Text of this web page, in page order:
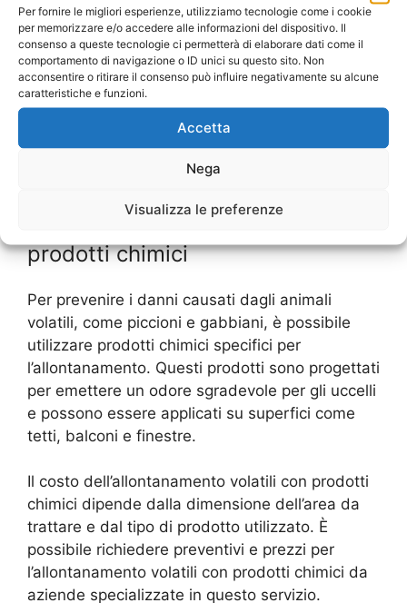
Per fornire le migliori esperienze, utilizziamo tecnologie come i cookie
per memorizzare e/o accedere alle informazioni del dispositivo. Il
consenso a queste tecnologie ci permetterà di elaborare dati come il
comportamento di navigazione o ID unici su questo sito. Non
acconsentire o ritirare il consenso può influire negativamente su alcune
caratteristiche e funzioni.
Accetta
Nega
Visualizza le preferenze
visivi, per un’azione più completa e duratura.
Per conoscere i prezzi e i preventivi per
l’allontanamento volatili con barriere fisiche, è
consigliabile richiedere più di un preventivo da
diverse aziende specializzate, in modo da
confrontare i costi e scegliere la soluzione più
adatta alle proprie esigenze.
Allontanamento volatili con
prodotti chimici
Per prevenire i danni causati dagli animali
volatili, come piccioni e gabbiani, è possibile
utilizzare prodotti chimici specifici per
l’allontanamento. Questi prodotti sono progettati
per emettere un odore sgradevole per gli uccelli
e possono essere applicati su superfici come
tetti, balconi e finestre.
Il costo dell’allontanamento volatili con prodotti
chimici dipende dalla dimensione dell’area da
trattare e dal tipo di prodotto utilizzato. È
possibile richiedere preventivi e prezzi per
l’allontanamento volatili con prodotti chimici da
aziende specializzate in questo servizio.